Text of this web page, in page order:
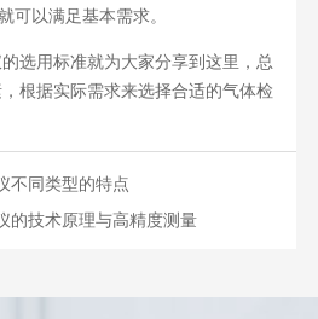
可以满足基本需求。
用标准就为大家分享到这里，总
根据实际需求来选择合适的气体检
不同类型的特点
的技术原理与高精度测量